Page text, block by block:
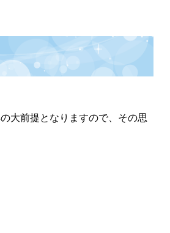
大前提となりますので、その思